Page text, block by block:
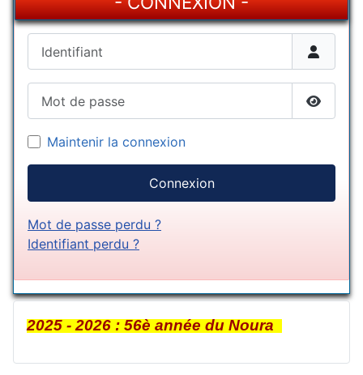
Maintenir la connexion
Connexion
Mot de passe perdu ?
Identifiant perdu ?
2025 - 2026 : 56è année du Noura